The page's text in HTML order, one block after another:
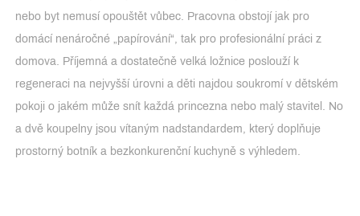
nebo byt nemusí opouštět vůbec. Pracovna obstojí jak pro
domácí nenáročné „papírování“, tak pro profesionální práci z
domova. Příjemná a dostatečně velká ložnice poslouží k
regeneraci na nejvyšší úrovni a děti najdou soukromí v dětském
pokoji o jakém může snít každá princezna nebo malý stavitel. No
a dvě koupelny jsou vítaným nadstandardem, který doplňuje
prostorný botník a bezkonkurenční kuchyně s výhledem.